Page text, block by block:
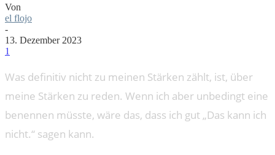
Von
el flojo
-
13. Dezember 2023
1
Was definitiv nicht zu meinen Stärken zählt, ist, über
meine Stärken zu reden. Wenn ich aber unbedingt eine
benennen müsste, wäre das, dass ich gut „Das kann ich
nicht.“ sagen kann.